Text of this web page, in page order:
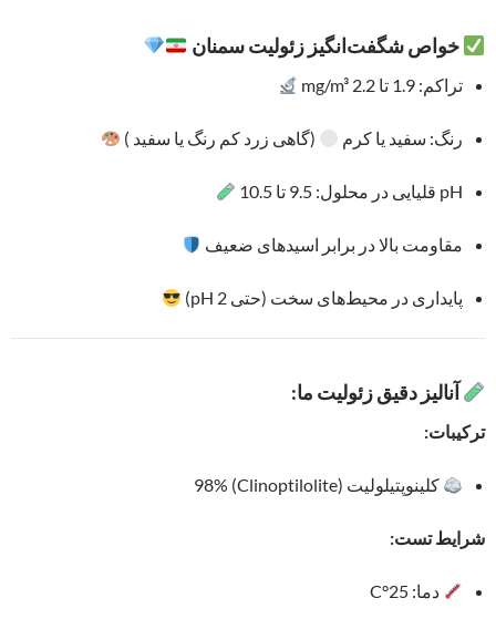
خواص شگفت‌انگیز زئولیت سمنان
تراکم: 1.9 تا 2.2 mg/m³
رنگ: سفید یا کرم (گاهی زرد کم‌ رنگ یا سفید )
pH قلیایی در محلول: 9.5 تا 10.5
مقاومت بالا در برابر اسیدهای ضعیف
پایداری در محیط‌های سخت (حتی pH 2)
آنالیز دقیق زئولیت ما:
ترکیبات:
کلینوپتیلولیت (Clinoptilolite) 98%
شرایط تست:
دما: 25°C